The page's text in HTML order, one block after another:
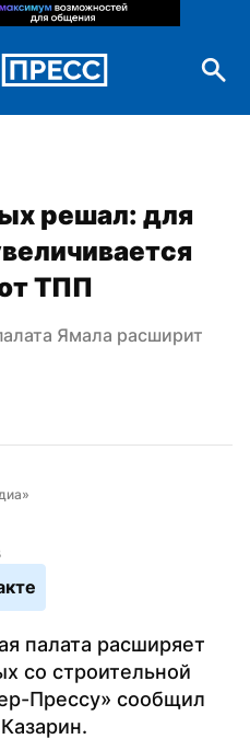
решал: для
ТПП
Ямала расширит
палата расширяет
со строительной
Прессу» сообщил